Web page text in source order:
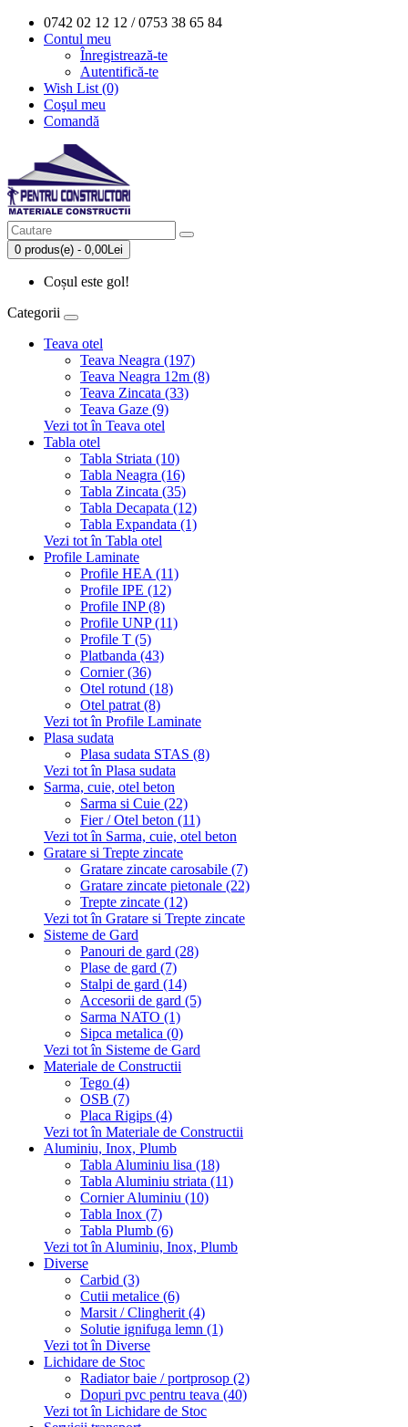
0742 02 12 12 / 0753 38 65 84
Contul meu
Înregistrează-te
Autentifică-te
Wish List (0)
Coşul meu
Comandă
0 produs(e) - 0,00Lei
Coșul este gol!
Categorii
Teava otel
Teava Neagra (197)
Teava Neagra 12m (8)
Teava Zincata (33)
Teava Gaze (9)
Vezi tot în Teava otel
Tabla otel
Tabla Striata (10)
Tabla Neagra (16)
Tabla Zincata (35)
Tabla Decapata (12)
Tabla Expandata (1)
Vezi tot în Tabla otel
Profile Laminate
Profile HEA (11)
Profile IPE (12)
Profile INP (8)
Profile UNP (11)
Profile T (5)
Platbanda (43)
Cornier (36)
Otel rotund (18)
Otel patrat (8)
Vezi tot în Profile Laminate
Plasa sudata
Plasa sudata STAS (8)
Vezi tot în Plasa sudata
Sarma, cuie, otel beton
Sarma si Cuie (22)
Fier / Otel beton (11)
Vezi tot în Sarma, cuie, otel beton
Gratare si Trepte zincate
Gratare zincate carosabile (7)
Gratare zincate pietonale (22)
Trepte zincate (12)
Vezi tot în Gratare si Trepte zincate
Sisteme de Gard
Panouri de gard (28)
Plase de gard (7)
Stalpi de gard (14)
Accesorii de gard (5)
Sarma NATO (1)
Sipca metalica (0)
Vezi tot în Sisteme de Gard
Materiale de Constructii
Tego (4)
OSB (7)
Placa Rigips (4)
Vezi tot în Materiale de Constructii
Aluminiu, Inox, Plumb
Tabla Aluminiu lisa (18)
Tabla Aluminiu striata (11)
Cornier Aluminiu (10)
Tabla Inox (7)
Tabla Plumb (6)
Vezi tot în Aluminiu, Inox, Plumb
Diverse
Carbid (3)
Cutii metalice (6)
Marsit / Clingherit (4)
Solutie ignifuga lemn (1)
Vezi tot în Diverse
Lichidare de Stoc
Radiator baie / portprosop (2)
Dopuri pvc pentru teava (40)
Vezi tot în Lichidare de Stoc